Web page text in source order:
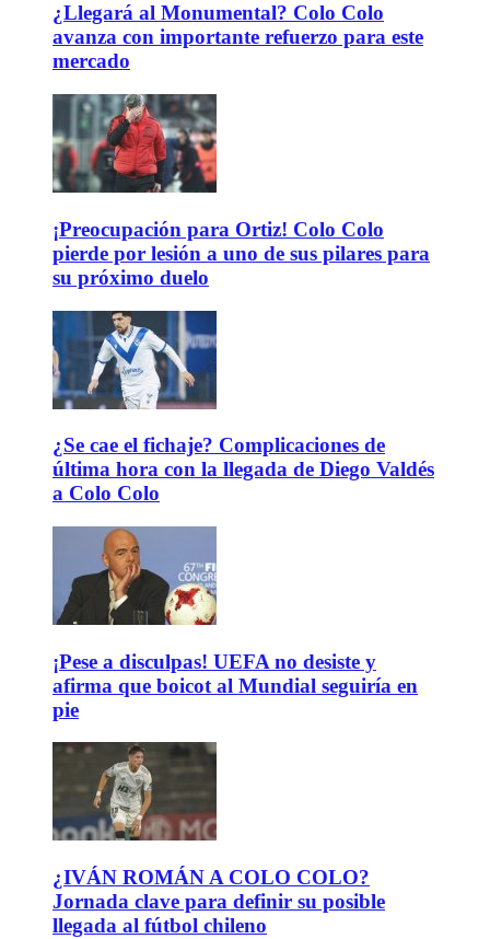
¿Llegará al Monumental? Colo Colo
avanza con importante refuerzo para este
mercado
¡Preocupación para Ortiz! Colo Colo
pierde por lesión a uno de sus pilares para
su próximo duelo
¿Se cae el fichaje? Complicaciones de
última hora con la llegada de Diego Valdés
a Colo Colo
¡Pese a disculpas! UEFA no desiste y
afirma que boicot al Mundial seguiría en
pie
¿IVÁN ROMÁN A COLO COLO?
Jornada clave para definir su posible
llegada al fútbol chileno